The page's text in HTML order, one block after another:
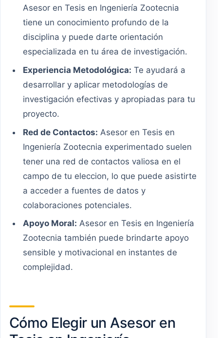
Asesor en Tesis en Ingeniería Zootecnia
tiene un conocimiento profundo de la
disciplina y puede darte orientación
especializada en tu área de investigación.
Experiencia Metodológica: Te ayudará a
desarrollar y aplicar metodologías de
investigación efectivas y apropiadas para tu
proyecto.
Red de Contactos: Asesor en Tesis en
Ingeniería Zootecnia experimentado suelen
tener una red de contactos valiosa en el
campo de tu eleccion, lo que puede asistirte
a acceder a fuentes de datos y
colaboraciones potenciales.
Apoyo Moral: Asesor en Tesis en Ingeniería
Zootecnia también puede brindarte apoyo
sensible y motivacional en instantes de
complejidad.
Cómo Elegir un Asesor en